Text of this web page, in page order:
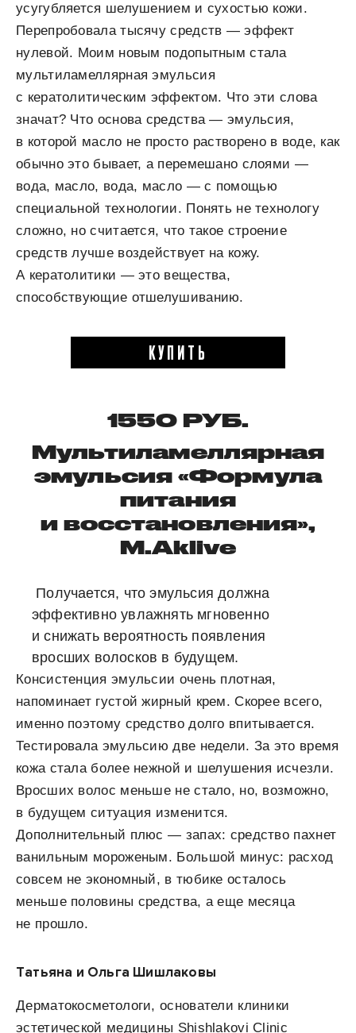
усугубляется шелушением и сухостью кожи.
Перепробовала тысячу средств — эффект
нулевой. Моим новым подопытным стала
мультиламеллярная эмульсия
с кератолитическим эффектом. Что эти слова
значат? Что основа средства — эмульсия,
в которой масло не просто растворено в воде, как
обычно это бывает, а перемешано слоями —
вода, масло, вода, масло — с помощью
специальной технологии. Понять не технологу
сложно, но считается, что такое строение
средств лучше воздействует на кожу.
А кератолитики — это вещества,
способствующие отшелушиванию.
КУПИТЬ
1550 РУБ.
Мультиламеллярная
эмульсия «Формула
питания
и восстановления»,
M.Aklive
Получается, что эмульсия должна
эффективно увлажнять мгновенно
и снижать вероятность появления
вросших волосков в будущем.
Консистенция эмульсии очень плотная,
напоминает густой жирный крем. Скорее всего,
именно поэтому средство долго впитывается.
Тестировала эмульсию две недели. За это время
кожа стала более нежной и шелушения исчезли.
Вросших волос меньше не стало, но, возможно,
в будущем ситуация изменится.
Дополнительный плюс — запах: средство пахнет
ванильным мороженым. Большой минус: расход
совсем не экономный, в тюбике осталось
меньше половины средства, а еще месяца
не прошло.
Татьяна и Ольга Шишлаковы
Дерматокосметологи, основатели клиники
эстетической медицины Shishlakovi Clinic